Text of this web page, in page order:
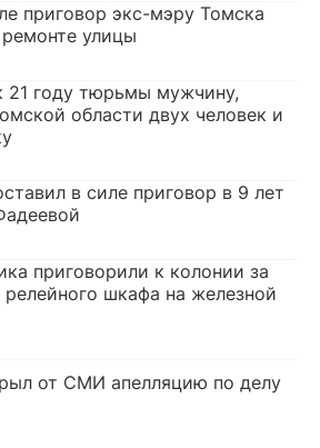
приговор экс-мэру Томска
улицы
21 году тюрьмы мужчину,
области двух человек и
в силе приговор в 9 лет
приговорили к колонии за
шкафа на железной
от СМИ апелляцию по делу